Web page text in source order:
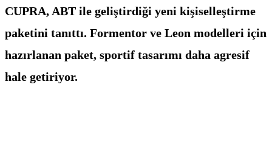
CUPRA, ABT ile geliştirdiği yeni kişiselleştirme
paketini tanıttı. Formentor ve Leon modelleri için
hazırlanan paket, sportif tasarımı daha agresif
hale getiriyor.